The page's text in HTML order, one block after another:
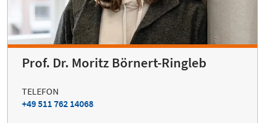
Prof. Dr. Moritz Börnert-Ringleb
TELEFON
+49 511 762 14068